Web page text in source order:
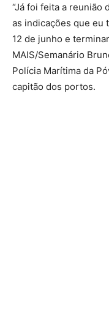
“Já foi feita a reunião
as indicações que eu
12 de junho e
MAIS/Semanário
Polícia Marítima da
capitão dos portos.